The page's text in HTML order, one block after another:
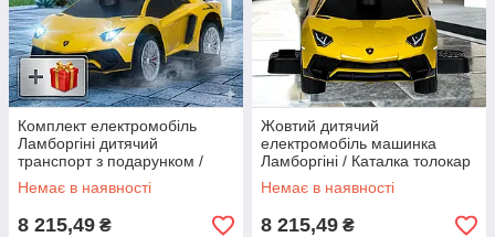
Комплект електромобіль
Ламборгіні дитячий
транспорт з подарунком /
Електричний автомобіль
толокар дитині для вулиці
Немає в наявності
8 215,49 ₴
Жовтий дитячий
електромобіль машинка
Ламборгіні / Каталка толокар
для двору з MP3 світлом
підніжкою їде 5 км/год
Немає в наявності
8 215,49 ₴